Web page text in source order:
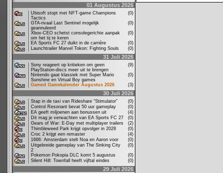
01 Augustus 2026
Ubisoft stopt met NFT-game Champions
Tactics
(0)
GTA-rivaal Last Sentinel mogelijk
geannuleerd
(0)
Xbox-CEO schetst consolegerichte aanpak
om het tij te keren
(0)
EA Sports FC 27 duikt in de carrière
(0)
Launchtrailer Marvel Tokon: Fighting Souls
(0)
31 Juli 2026
Sony reageert op kritieken om geen
PlayStation-discs meer uit te brengen
(9)
Nintendo gaat klassiek met Super Mario
Sunshine en Virtual Boy games
(0)
Gamed Gamekalender Augustus 2026
(3)
30 Juli 2026
Stap in de taxi van Rideshare “Stimulator”
(0)
Control Resonant bevat 50 uur gameplay
(0)
EA geeft miljoenen aan bonussen uit
(4)
Dit mag je verwachten van EA Sports FC 27
(0)
Gears of War: E-Day met multiplayer trailers
(2)
Thimbleweed Park krijgt opvolger in 2028
(0)
Croc 2 krijgt een remaster
(4)
1666: Amsterdam stelt Noa en Aaron voor
(0)
Uitgebreide gameplay van The Sinking City
2
(0)
Pokemon Pokopia DLC komt 5 augustus
(0)
Silent Hill: Townfall heeft vijftal eindes
(0)
29 Juli 2026